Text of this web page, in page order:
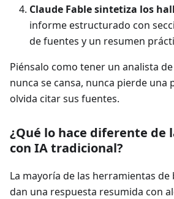
Claude Fable sintetiza los
informe estructurado con
de fuentes y un resumen
Piénsalo como tener un analista
nunca se cansa, nunca pierde una
olvida citar sus fuentes.
¿Qué lo hace diferente de
con IA tradicional?
La mayoría de las herramientas
dan una respuesta resumida con